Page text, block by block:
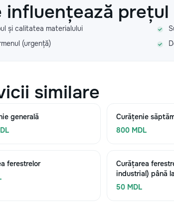
influențează prețul
și calitatea materialului
(urgență)
similare
generală
Curățenie
800 MDL
ferestrelor
Curățarea
industrial) până
50 MDL